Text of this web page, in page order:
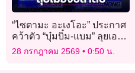
“ไซตามะ อะเงโอะ” ประกาศ
คว้าตัว “บุ๋มบิ๋ม-แบม” ลุยเอ
สวี.ลีก
28 กรกฎาคม 2569 0:50 น.